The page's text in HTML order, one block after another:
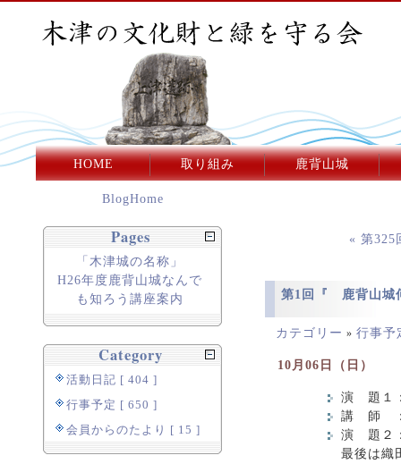
HOME 取り組み 鹿背山城
« 第
第1回『 鹿背山城
カテゴリー » 行事予
10月06日（日）
演 題１
講 師
演 題２
最後は織
BlogHome
Pages
「木津城の名称」
H26年度鹿背山城なんで
も知ろう講座案内
Category
活動日記 [ 404 ]
行事予定 [ 650 ]
会員からのたより [ 15 ]